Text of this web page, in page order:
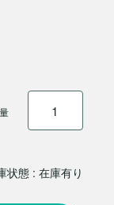
状態 : 在庫有り